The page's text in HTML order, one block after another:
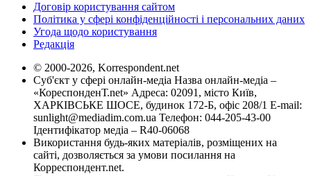
Договір користування сайтом
Політика у сфері конфіденційності і персональних даних
Угода щодо користування
Редакція
© 2000-2026, Korrespondent.net
Суб'єкт у сфері онлайн-медіа Назва онлайн-медіа –
«КореспонденТ.net» Адреса: 02091, місто Київ,
ХАРКІВСЬКЕ ШОСЕ, будинок 172-Б, офіс 208/1 E-mail:
sunlight@mediadim.com.ua Телефон: 044-205-43-00
Ідентифікатор медіа – R40-06068
Використання будь-яких матеріалів, розміщених на
сайті, дозволяється за умови посилання на
Корреспондент.net.